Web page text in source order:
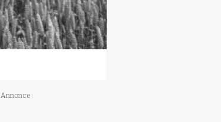
Annonce